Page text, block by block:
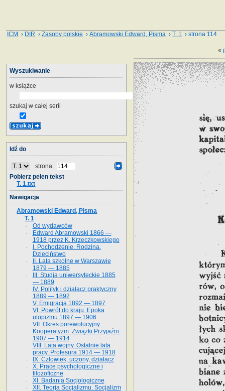
ICM › DIR ›Zasoby polskie ›Abramowski Edward, Pisma ›T. 1 › strona 114
«
Wyszukiwanie
w książce
szukaj w całej serii
Idź do
strona:
Pobierz pełen tekst
T. 1.txt
Nawigacja
Abramowski Edward, Pisma
T. 1
Od wydawców
Edward Abramowski 1866 —
1918 przez K. Krzeczkowskiego
I. Pochodzenie. Rodzina.
Dzieciństwo
II. Lata szkolne w Warszawie
1879 — 1885
III. Studja uniwersyteckie 1885
— 1889
IV. Polityk i działacz praktyczny
1889 — 1892
V. Emigracja 1892 — 1897
VI. Powrót do kraju. Epoka
utopizmu 1897 — 1906
VII. Okres porewolucyjny.
Kooperatyzm. Związki Przyjaźni.
1907 — 1914
VIII. Lata wojny. Ostatnie lata
pracy. Profesura 1914 — 1918
IX. Człowiek, uczony, działacz
X. Prace psychologiczne i
filozoficzne
XI. Badania Socjologiczne
XII. Teorja Socjalizmu. Socjalizm